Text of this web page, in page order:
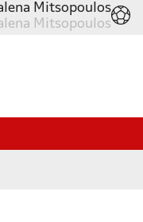
Mitsopoulos
Mitsopoulos